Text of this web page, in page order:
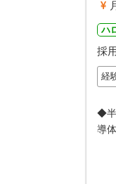
ハ
採
経
◆半
導